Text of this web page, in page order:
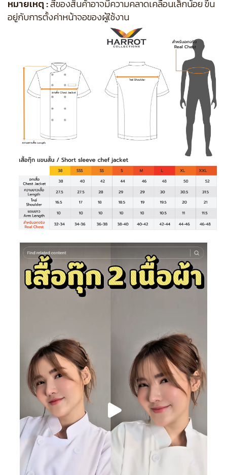
หมายเหตุ :สีของสินค้าอาจมีความคลาดเคลื่อนเล็กน้อย ขึ้น
อยู่กับการตั้งค่าหน้าจอของผู้ใช้งาน